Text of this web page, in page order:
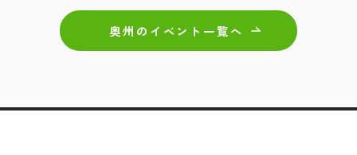
奥州のイベント一覧へ